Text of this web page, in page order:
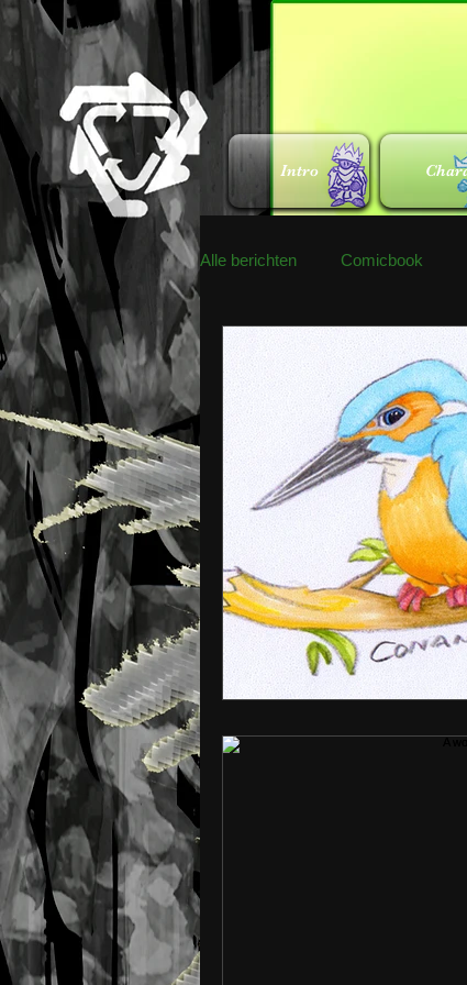
Intro
Alle berichten Comicbook